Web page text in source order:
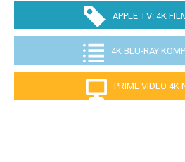
APPLE TV: 4K
4K BLU-RAY
PRIME VIDEO 4K